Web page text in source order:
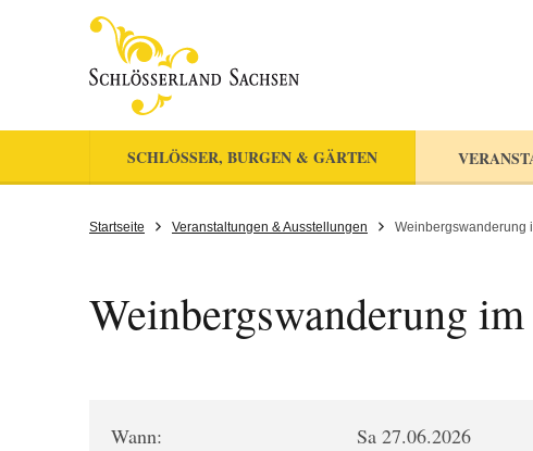
SCHLÖSSER, BURGEN & GÄRTEN
Startseite Veranstaltungen & Ausstellungen Weinbergswanderung
Weinbergswanderung
Wann:
Sa 27.06.2026